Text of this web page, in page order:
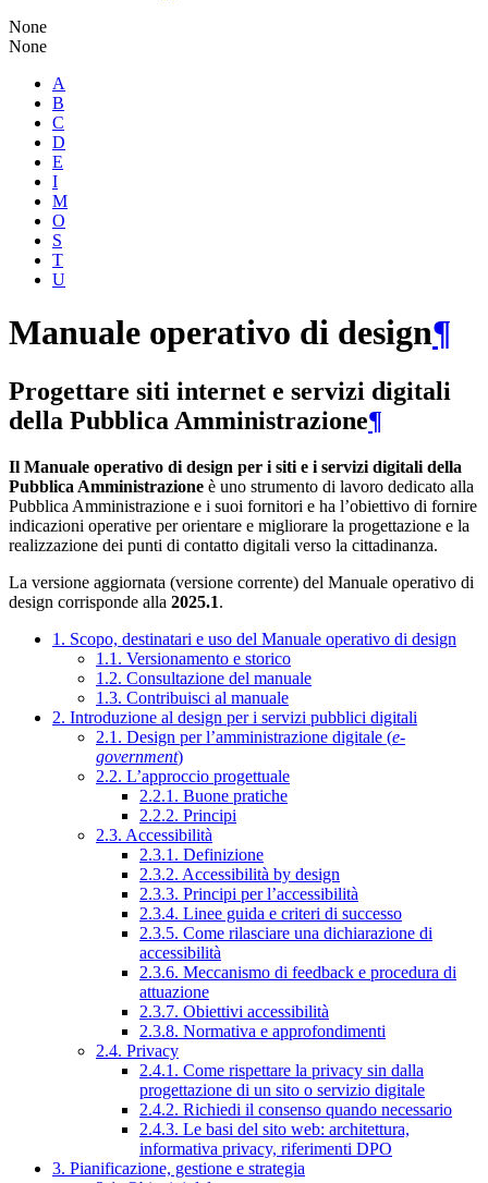
None
None
A
B
C
D
E
I
M
O
S
T
U
Manuale operativo di design¶
Progettare siti internet e servizi digitali
della Pubblica Amministrazione¶
Il Manuale operativo di design per i siti e i servizi digitali della
Pubblica Amministrazione è uno strumento di lavoro dedicato alla
Pubblica Amministrazione e i suoi fornitori e ha l’obiettivo di fornire
indicazioni operative per orientare e migliorare la progettazione e la
realizzazione dei punti di contatto digitali verso la cittadinanza.
La versione aggiornata (versione corrente) del Manuale operativo di
design corrisponde alla 2025.1.
1. Scopo, destinatari e uso del Manuale operativo di design
1.1. Versionamento e storico
1.2. Consultazione del manuale
1.3. Contribuisci al manuale
2. Introduzione al design per i servizi pubblici digitali
2.1. Design per l’amministrazione digitale (e-
government)
2.2. L’approccio progettuale
2.2.1. Buone pratiche
2.2.2. Principi
2.3. Accessibilità
2.3.1. Definizione
2.3.2. Accessibilità by design
2.3.3. Principi per l’accessibilità
2.3.4. Linee guida e criteri di successo
2.3.5. Come rilasciare una dichiarazione di
accessibilità
2.3.6. Meccanismo di feedback e procedura di
attuazione
2.3.7. Obiettivi accessibilità
2.3.8. Normativa e approfondimenti
2.4. Privacy
2.4.1. Come rispettare la privacy sin dalla
progettazione di un sito o servizio digitale
2.4.2. Richiedi il consenso quando necessario
2.4.3. Le basi del sito web: architettura,
informativa privacy, riferimenti DPO
3. Pianificazione, gestione e strategia